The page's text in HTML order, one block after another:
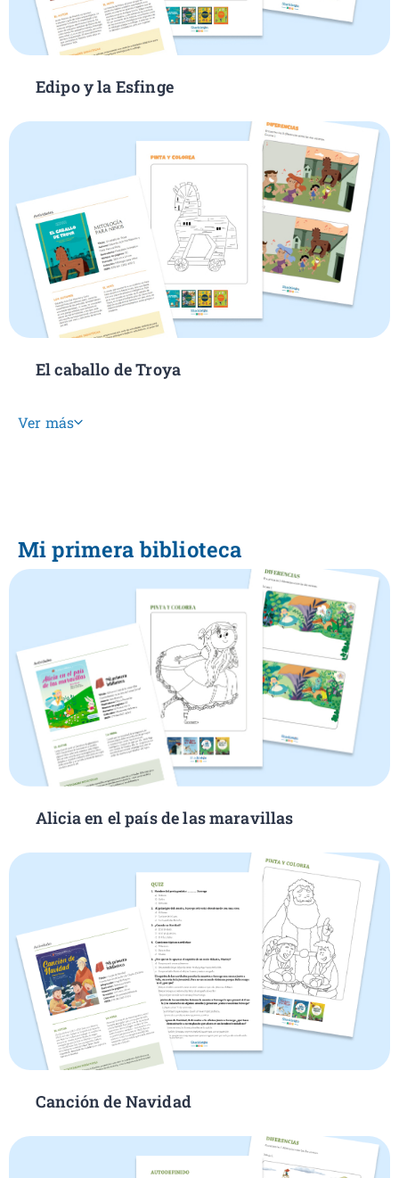
Edipo y la Esfinge
El caballo de Troya
Ver más
Mi primera biblioteca
Alicia en el país de las maravillas
Canción de Navidad